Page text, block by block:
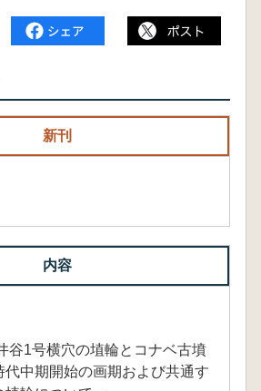
新刊
内容
1号横穴の埴輪とコナベ古墳
代中期開始の画期および共通す